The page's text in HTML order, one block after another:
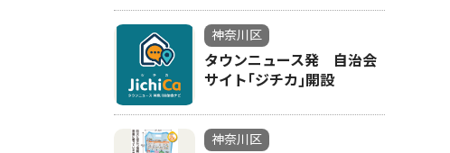
神奈川区
タウンニュース発 自治会
サイト｢ジチカ｣開設
神奈川区